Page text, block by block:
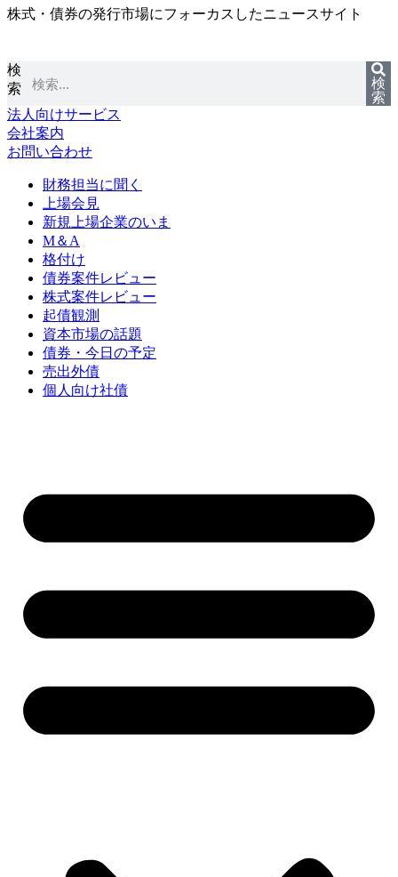
コ
ン
ツ
に
ス
キ
ッ
株式・債券の発行市場にフォーカスしたニュースサイト
検
索
検
索
法人向けサービス
会社案内
お問い合わせ
財務担当に聞く
上場会見
新規上場企業のいま
M＆A
格付け
債券案件レビュー
株式案件レビュー
起債観測
資本市場の話題
債券・今日の予定
売出外債
個人向け社債